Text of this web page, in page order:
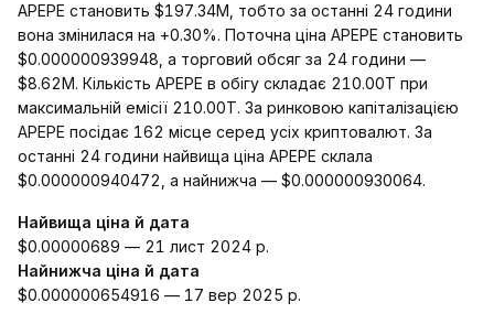
APEPE становить $197.34M, тобто за останні 24 години
вона змінилася на +0.30%. Поточна ціна APEPE становить
$0.000000939948, а торговий обсяг за 24 години —
$8.62M. Кількість APEPE в обігу складає 210.00T при
максимальній емісії 210.00T. За ринковою капіталізацією
APEPE посідає 162 місце серед усіх криптовалют. За
останні 24 години найвища ціна APEPE склала
$0.000000940472, а найнижча — $0.000000930064.
Найвища ціна й дата
$0.00000689 — 21 лист 2024 р.
Найнижча ціна й дата
$0.000000654916 — 17 вер 2025 р.